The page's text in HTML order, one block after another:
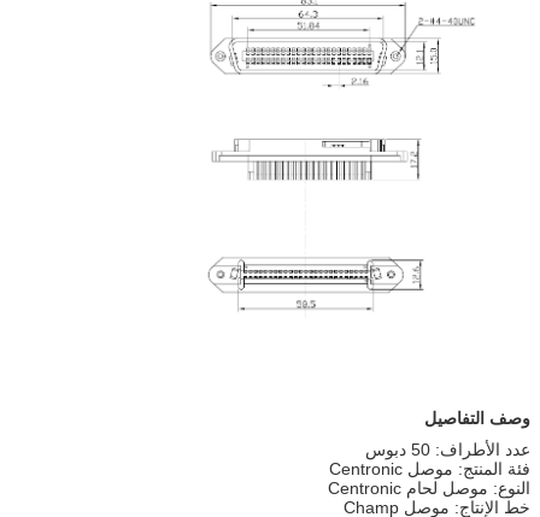
وصف التفاصيل
عدد الأطراف: 50 دبوس
فئة المنتج: موصل Centronic
النوع: موصل لحام Centronic
خط الإنتاج: موصل Champ